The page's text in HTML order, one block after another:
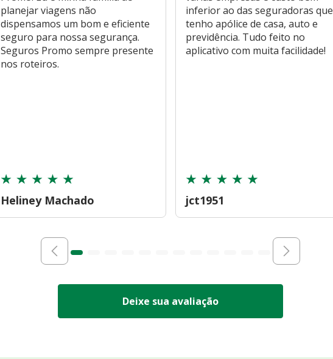
planejar viagens não
dispensamos um bom e eficiente
seguro para nossa segurança.
Seguros Promo sempre presente
nos roteiros.
Heliney Machado
inferior ao das seguradoras que
tenho apólice de casa, auto e
previdência. Tudo feito no
aplicativo com muita facilidade!
jct1951
Deixe sua avaliação